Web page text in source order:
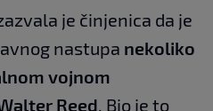
je činjenica da je
nastupa nekoliko
vojnom
Reed. Bio je to